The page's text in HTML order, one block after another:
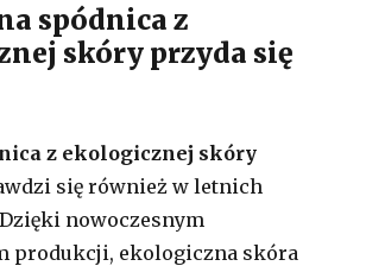
spódnica z
skóry przyda się
z ekologicznej skóry
się również w letnich
nowoczesnym
produkcji, ekologiczna skóra